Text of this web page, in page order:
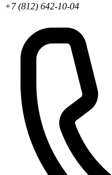
+7 (812) 642-10-04